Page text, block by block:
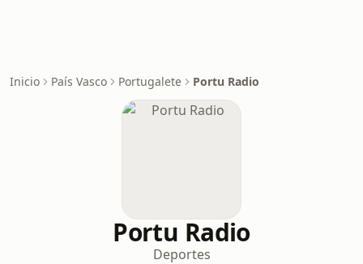
Inicio País Vasco Portugalete Portu Radio
Portu Radio
Deportes